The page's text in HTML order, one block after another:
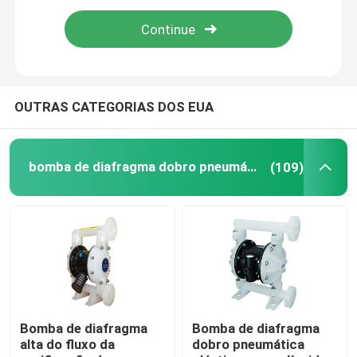
bomba de diafragma dobro pneumática
bomba de diafragma pneumática
Bomba de diafragma de aço inoxidável
Bomba de diafragma do polipropileno
Bomba de diafragma plástica
Bomba de AODD
OUTRAS CATEGORIAS DOS EUA
bomba de diafragma dobro pneumática (109)
Bomba de diafragma
alta do fluxo da
Bomba de diafragma
dobro pneumática